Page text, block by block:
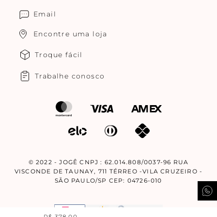
Email
Encontre uma loja
Troque fácil
Trabalhe conosco
© 2022 - JOGÊ CNPJ : 62.014.808/0037-96 RUA
VISCONDE DE TAUNAY, 711 TÉRREO -VILA CRUZEIRO -
SÃO PAULO/SP CEP: 04726-010